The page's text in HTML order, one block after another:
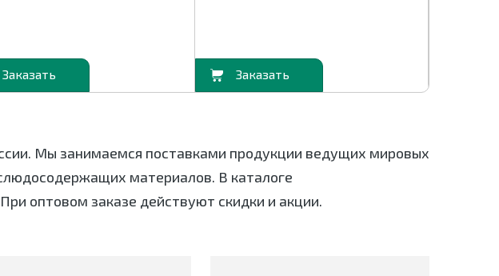
В корзину
Мы занимаемся поставками продукции ведущих мировых
материалов. В каталоге
оптовом заказе действуют скидки и акции.